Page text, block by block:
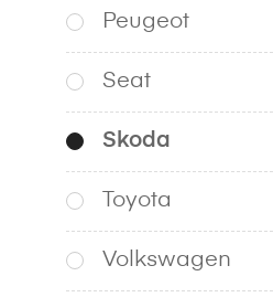
Peugeot
Seat
Skoda
Toyota
Volkswagen